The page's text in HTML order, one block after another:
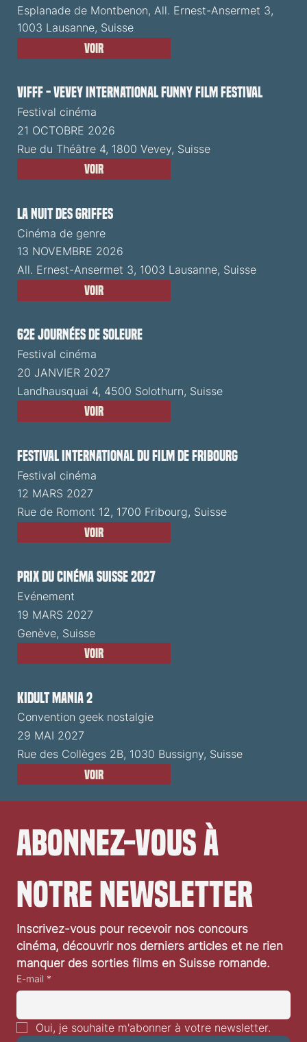
Esplanade de Montbenon, All. Ernest-Ansermet 3,
1003 Lausanne, Suisse
Voir
VIFFF - Vevey International Funny Film Festival
Festival cinéma
21 OCTOBRE 2026
Rue du Théâtre 4, 1800 Vevey, Suisse
Voir
La Nuit des Griffes
Cinéma de genre
13 NOVEMBRE 2026
All. Ernest-Ansermet 3, 1003 Lausanne, Suisse
Voir
62e Journées de Soleure
Festival cinéma
20 JANVIER 2027
Landhausquai 4, 4500 Solothurn, Suisse
Voir
Festival International du Film de Fribourg
Festival cinéma
12 MARS 2027
Rue de Romont 12, 1700 Fribourg, Suisse
Voir
Prix du Cinéma Suisse 2027
Evénement
19 MARS 2027
Genève, Suisse
Voir
Kidult Mania 2
Convention geek nostalgie
29 MAI 2027
Rue des Collèges 2B, 1030 Bussigny, Suisse
Voir
Abonnez-vous à
notre newsletter
Inscrivez-vous pour recevoir nos concours
cinéma, découvrir nos derniers articles et ne rien
manquer des sorties films en Suisse romande.
E-mail *
Oui, je souhaite m'abonner à votre newsletter.